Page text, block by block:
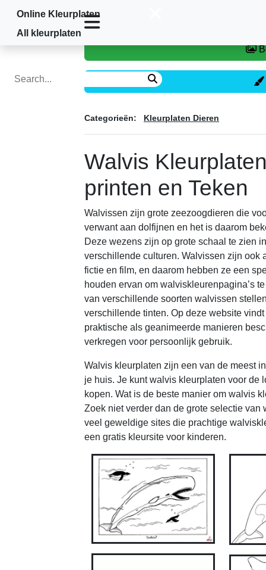
Online Kleurplaten
All kleurplaten
Home
Categorieën: Kleurplaten Dieren
Walvis
printen en Teken
Walvissen zijn grote zeezoogdieren die
verwant aan dolfijnen en het is daarom
Deze wezens zijn op grote schaal te zien
verschillende culturen. Walvissen zijn ook
fictie en film, en daarom hebben ze een
houden ervan om walviskleurenpagina’s
van verschillende soorten walvissen
verschillende tinten. Op deze website
praktische als geanimeerde manieren
verkregen voor persoonlijk gebruik.
Walvis kleurplaten zijn een van de meest
je huis. Je kunt walvis kleurplaten voor de
kopen. Wat is de beste manier om walvis
Zoek niet verder dan de grote selectie
veel geweldige sites die prachtige
een gratis kleursite voor kinderen.